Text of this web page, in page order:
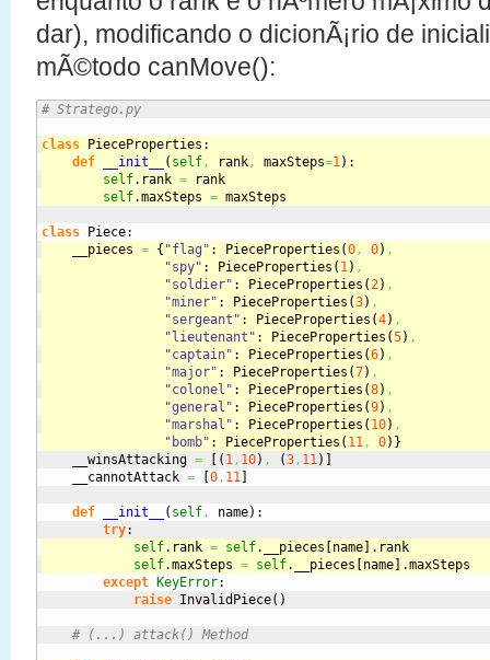
dar), modificando o dicionÃ¡rio de
mÃ©todo canMove():
# Stratego.py
class PieceProperties:
def
__init__ ( self , rank , maxSteps=1 ) :
self. rank = rank
self.maxSteps = maxSteps
class
    __pieces
= { "flag" : PieceProperties (0 , 0) ,
"spy" : PieceProperties ( 1 ) ,
"soldier" : PieceProperties ( 2 ) ,
"miner" : PieceProperties (3) ,
"sergeant" : PieceProperties (4) ,
"lieutenant" : PieceProperties (5) ,
"captain" : PieceProperties (6) ,
"major" : PieceProperties (7) ,
"colonel" : PieceProperties (8) ,
"general" : PieceProperties (9) ,
"marshal" : PieceProperties ( 10) ,
"bomb" : PieceProperties ( 11 , 0) }
    __winsAttacking
= [ ( 1 , 10) , (3 , 11 ) ]
    __cannotAttack
= [0 , 11 ]
def __init__ ( self , name) :
try
self. rank = self.__pieces [name] . rank
self.maxSteps = self.__pieces [name] .maxSteps
except KeyError:
raise InvalidPiece( )
# (...) attack() Method